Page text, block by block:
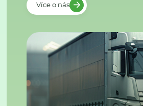
Více o nás